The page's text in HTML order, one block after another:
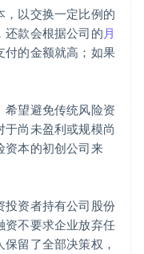
，以交换一定比例的
还款会根据公司的月
付的金额就高；如果
希望避免传统风险资
尚未盈利或规模尚
资本的初创公司来
投资者持有公司股份
资不要求企业放弃任
留了全部决策权，